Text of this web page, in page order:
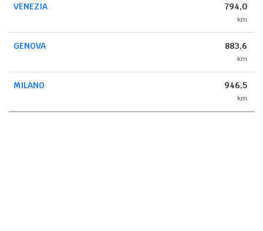
VENEZIA 794,0
km
GENOVA 883,6
km
MILANO 946,5
km